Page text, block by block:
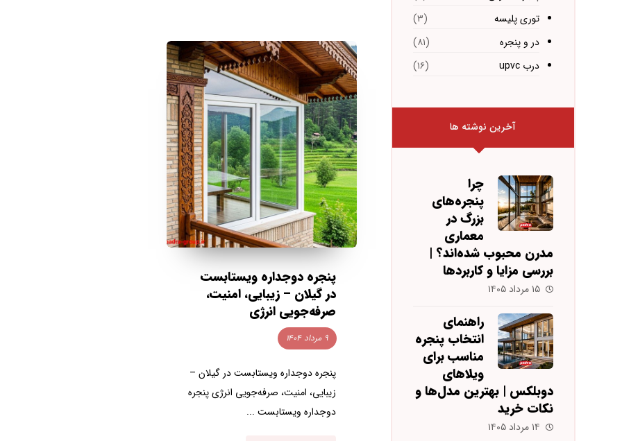
پنجره دوجداره ویستابست
در گیلان – زیبایی، امنیت،
صرفه‌جویی انرژی
۹ مرداد ۱۴۰۴
پنجره دوجداره ویستابست در گیلان –
زیبایی، امنیت، صرفه‌جویی انرژی پنجره
دوجداره ویستابست ...
توری پلیسه
(۳)
در و پنجره
(۸۱)
درب upvc
(۱۶)
آخرین نوشته ها
چرا
پنجره‌های
بزرگ در
معماری
مدرن محبوب شده‌اند؟ |
بررسی مزایا و کاربردها
۱۵ مرداد ۱۴۰۵
راهنمای
انتخاب پنجره
مناسب برای
ویلاهای
دوبلکس | بهترین مدل‌ها و
نکات خرید
۱۴ مرداد ۱۴۰۵